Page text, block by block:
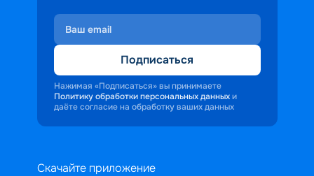
Подписаться
Нажимая «Подписаться» вы принимаете
Политику обработки персональных данных и
даёте согласие на обработку ваших данных
Скачайте приложение